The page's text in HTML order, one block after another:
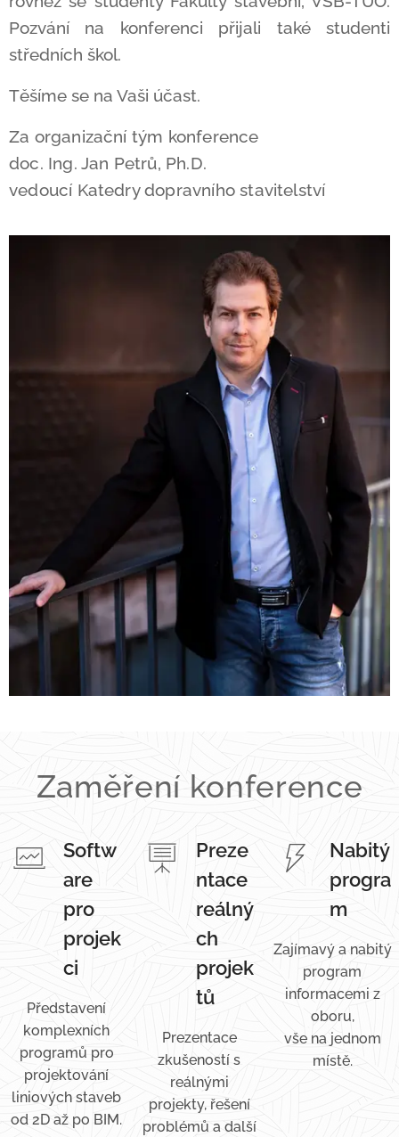
Pozvání na konferenci přijali také studenti
středních škol.
Těšíme se na Vaši účast.
Za organizační tým konference
doc. Ing. Jan Petrů, Ph.D.
vedoucí Katedry dopravního stavitelství
Zaměření konference
Softw
are
pro
projek
ci
Představení
komplexních
programů pro
projektování
liniových staveb
od 2D až po BIM.
Preze
ntace
reálný
ch
projek
tů
Prezentace
zkušeností s
reálnými
projekty, řešení
problémů a další
Nabitý
progra
m
Zajímavý a nabitý
program
informacemi z
oboru,
vše na jednom
místě.